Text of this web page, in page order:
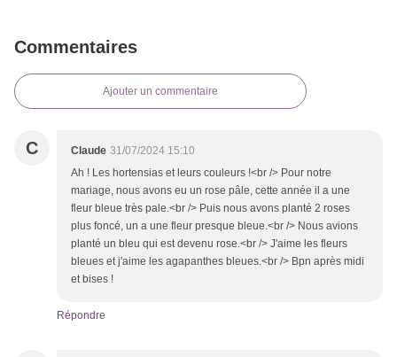
Commentaires
Ajouter un commentaire
C Claude 31/07/2024 15:10
Ah ! Les hortensias et leurs couleurs !<br /> Pour notre
mariage, nous avons eu un rose pâle, cette année il a une
fleur bleue très pale.<br /> Puis nous avons planté 2 roses
plus foncé, un a une fleur presque bleue.<br /> Nous avions
planté un bleu qui est devenu rose.<br /> J'aime les fleurs
bleues et j'aime les agapanthes bleues.<br /> Bpn après midi
et bises !
Répondre